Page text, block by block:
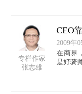
专栏作家
张志雄
CEO
2009年
在商界
是好骑